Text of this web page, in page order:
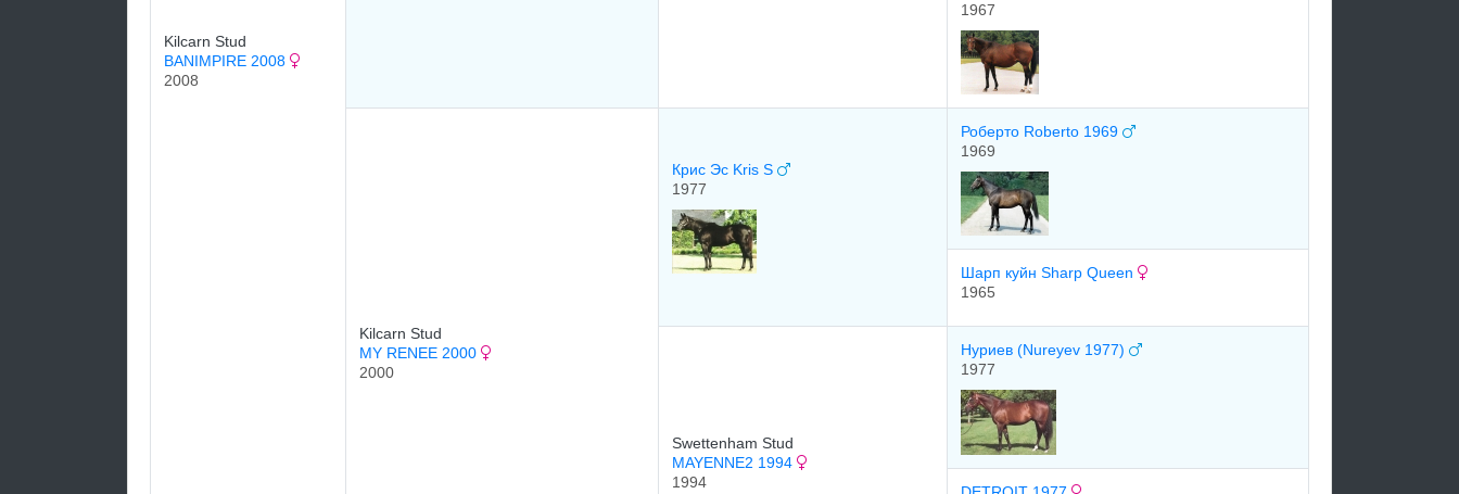
Kilcarn Stud
BANIMPIRE 2008
2008
1967
Kilcarn Stud
MY RENEE 2000
2000
Крис Эс Kris S
1977
Роберто Roberto 1969
1969
Шарп куйн Sharp Queen
1965
Swettenham Stud
MAYENNE2 1994
1994
Нуриев (Nureyev 1977)
1977